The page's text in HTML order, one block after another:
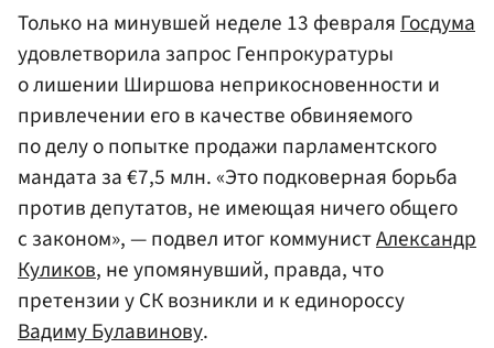
Только на минувшей неделе 13 февраляГосдума
удовлетворила запрос Генпрокуратуры
о лишении Ширшова неприкосновенности и
привлечении его в качестве обвиняемого
по делу о попытке продажи парламентского
мандата за €7,5 млн. «Это подковерная борьба
против депутатов, не имеющая ничего общего
с законом», — подвел итог коммунистАлександр
Куликов, не упомянувший, правда, что
претензии у СК возникли и к единороссу
Вадиму Булавинову.